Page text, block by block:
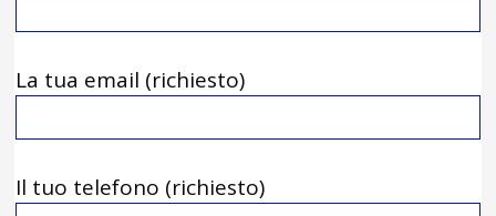
La tua email (richiesto)
Il tuo telefono (richiesto)